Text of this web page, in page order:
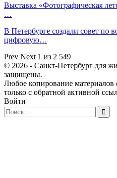
Выставка «Фотографическая
…
В Петербурге создали совет по
цифровую…
Prev Next 1 из 2 549
© 2026 - Санкт-Петербург для
защищены.
Любое копирование материалов
только с обратной активной
Войти